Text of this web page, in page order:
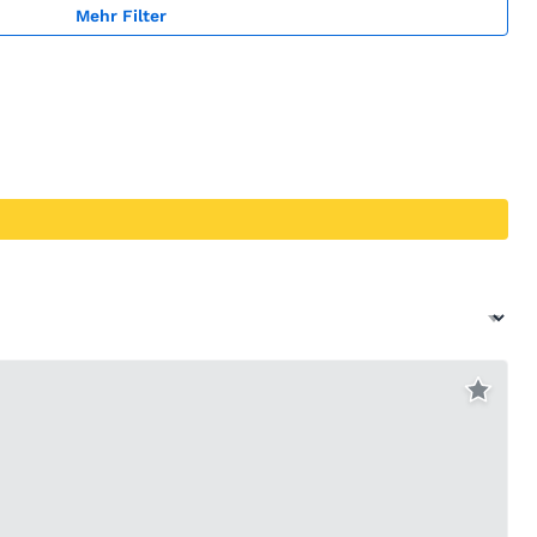
Mehr Filter